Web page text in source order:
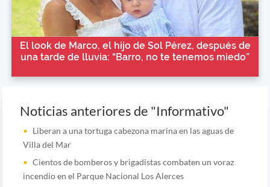
El look de Marco, el hijo de Sol Pérez, después de
una tarde de lluvia: “Barro, no te tenemos miedo”
Noticias anteriores de "Informativo"
Liberan a una tortuga cabezona marina en las aguas de
Villa del Mar
Cientos de bomberos y brigadistas combaten un voraz
incendio en el Parque Nacional Los Alerces